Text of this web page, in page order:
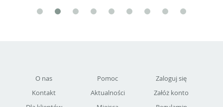
O nas
Kontakt
Pomoc
Aktualności
Zaloguj się
Załóż konto